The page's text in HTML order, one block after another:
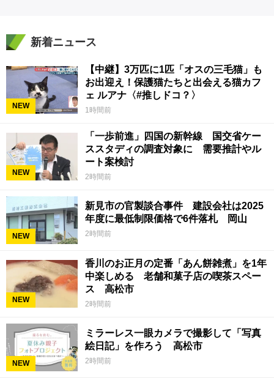
新着ニュース
NEW
【中継】3万匹に1匹「オスの三毛猫」も
お出迎え！保護猫たちと出会える猫カフ
ェ ルアナ〈#推しドコ？〉
1時間前
NEW
「一歩前進」四国の新幹線 国交省ケー
ススタディの調査対象に 需要推計やル
ート案検討
2時間前
NEW
新見市の官製談合事件 建設会社は2025
年度に最低制限価格で6件落札 岡山
2時間前
NEW
香川のお正月の定番「あん餅雑煮」を1年
中楽しめる 老舗和菓子店の喫茶スペー
ス 高松市
2時間前
NEW
ミラーレス一眼カメラで撮影して「写真
絵日記」を作ろう 高松市
2時間前